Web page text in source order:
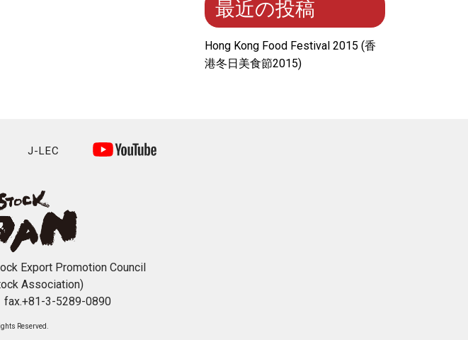
最近の投稿
Hong Kong Food Festival 2015 (⾹
港冬⽇美⾷節2015)
J-LEC
Export Promotion Council
Association)
3-5289-0890
Reserved.